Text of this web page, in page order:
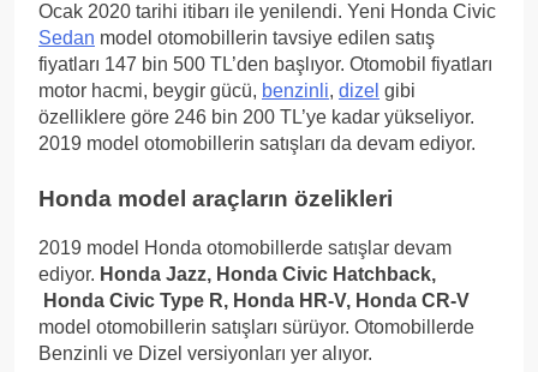
Ocak 2020 tarihi itibarı ile yenilendi. Yeni Honda Civic
Sedan model otomobillerin tavsiye edilen satış
fiyatları 147 bin 500 TL’den başlıyor. Otomobil fiyatları
motor hacmi, beygir gücü, benzinli, dizel gibi
özelliklere göre 246 bin 200 TL’ye kadar yükseliyor.
2019 model otomobillerin satışları da devam ediyor.
Honda model araçların özelikleri
2019 model Honda otomobillerde satışlar devam
ediyor. Honda Jazz, Honda Civic Hatchback,
Honda Civic Type R, Honda HR-V, Honda CR-V
model otomobillerin satışları sürüyor. Otomobillerde
Benzinli ve Dizel versiyonları yer alıyor.